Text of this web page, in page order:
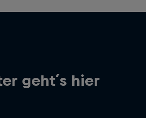
geht´s hier